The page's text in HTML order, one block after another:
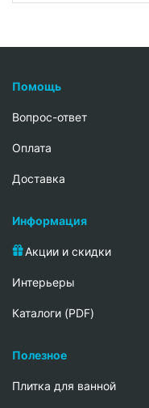
Помощь
Вопрос-ответ
Oплата
Доставка
Информация
Акции и скидки
Интерьеры
Каталоги (PDF)
Полезное
Плитка для ванной